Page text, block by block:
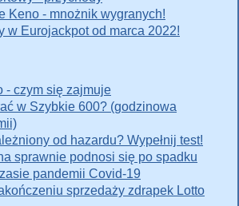
Keno - mnożnik wygranych!
w Eurojackpot od marca 2022!
- czym się zajmuje
w Szybkie 600? (godzinowa
od hazardu? Wypełnij test!
sprawnie podnosi się po spadku
pandemii Covid-19
sprzedaży zdrapek Lotto